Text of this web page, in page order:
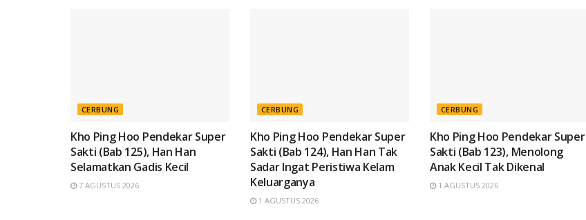
CERBUNG
Kho Ping Hoo Pendekar Super
Sakti (Bab 125), Han Han
Selamatkan Gadis Kecil
7 AGUSTUS 2026
CERBUNG
Kho Ping Hoo Pendekar Super
Sakti (Bab 124), Han Han Tak
Sadar Ingat Peristiwa Kelam
Keluarganya
1 AGUSTUS 2026
CERBUNG
Kho Ping Hoo Pendekar Super
Sakti (Bab 123), Menolong
Anak Kecil Tak Dikenal
1 AGUSTUS 2026